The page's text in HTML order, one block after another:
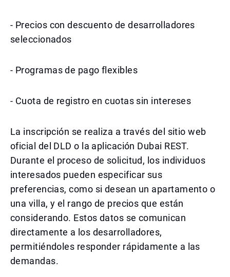
- Precios con descuento de desarrolladores
seleccionados
- Programas de pago flexibles
- Cuota de registro en cuotas sin intereses
La inscripción se realiza a través del sitio web
oficial del DLD o la aplicación Dubai REST.
Durante el proceso de solicitud, los individuos
interesados pueden especificar sus
preferencias, como si desean un apartamento o
una villa, y el rango de precios que están
considerando. Estos datos se comunican
directamente a los desarrolladores,
permitiéndoles responder rápidamente a las
demandas.